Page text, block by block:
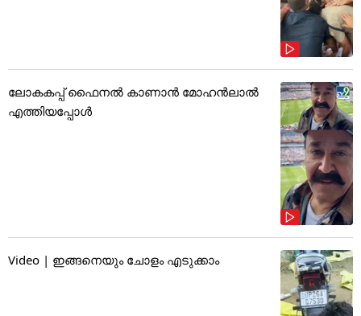
ലോകകപ്പ് ഫൈനൽ കാണാൻ മോഹൻലാൽ
എത്തിയപ്പോൾ
Video | ഇങ്ങനെയും ചോളം എടുക്കാം